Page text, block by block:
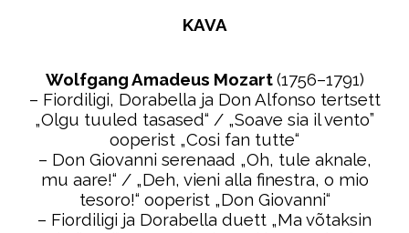
KAVA
Wolfgang Amadeus Mozart(1756–1791)
– Fiordiligi, Dorabella ja Don Alfonso tertsett
„Olgu tuuled tasased“ / „Soave sia il vento”
ooperist „Cosi fan tutte“
– Don Giovanni serenaad „Oh, tule aknale,
mu aare!“ / „Deh, vieni alla finestra, o mio
tesoro!“ ooperist „Don Giovanni“
– Fiordiligi ja Dorabella duett „Ma võtaksin